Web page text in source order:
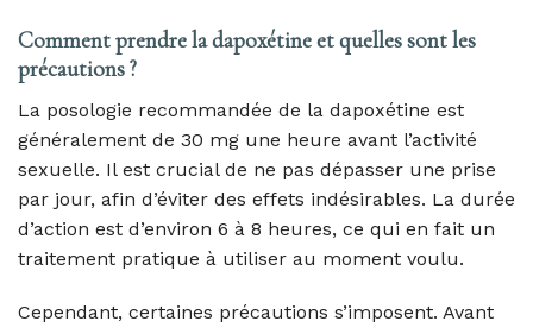
Comment prendre la dapoxétine et quelles sont les
précautions ?
La posologie recommandée de la dapoxétine est
généralement de 30 mg une heure avant l’activité
sexuelle. Il est crucial de ne pas dépasser une prise
par jour, afin d’éviter des effets indésirables. La durée
d’action est d’environ 6 à 8 heures, ce qui en fait un
traitement pratique à utiliser au moment voulu.
Cependant, certaines précautions s’imposent. Avant